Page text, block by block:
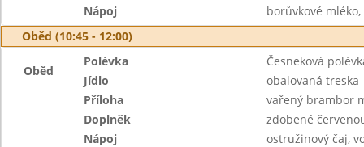
Nápoj
borůvkové
Oběd (10:45 - 12:00)
Oběd
Polévka
Česneková
Jídlo
obalovaná treska
Příloha
vařený brambor
Doplněk
zdobené
Nápoj
ostružinový čaj,